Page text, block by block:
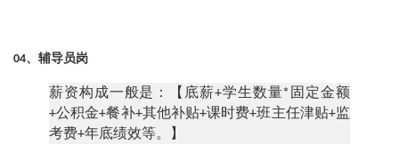
04、 辅导员岗
薪资构成一般是 ：
【底薪+学生数量*固定金额
+公积金+餐补+其他补贴+课时费+班主任津贴+监
考费+年底绩效等。】